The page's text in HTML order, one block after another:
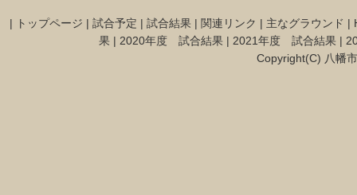
| トップページ | 試合予定 | 試合結果 | 関連リンク | 主なグラウンド |
果 | 2020年度 試合結果 | 2021年度 試合結果 |
Copyright(C) 八幡